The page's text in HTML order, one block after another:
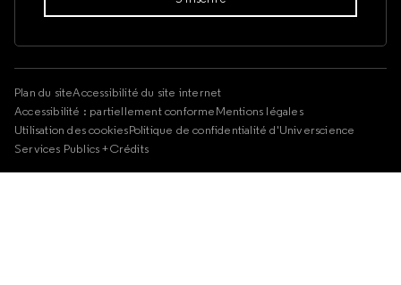
Plan du siteAccessibilité du site internet
Accessibilité : partiellement conformeMentions légales
Utilisation des cookiesPolitique de confidentialité d'Universcience
Services Publics +Crédits